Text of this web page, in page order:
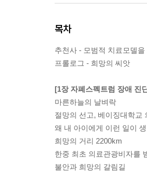
목차
추천사 - 모범적 치료모델
프롤로그 - 희망의 씨앗
[1장 자폐스펙트럼 장애 진
마른하늘의 날벼락
절망의 선고, 베이징대학교
왜 내 아이에게 이런 일이
희망의 거리 2200km
한중 최초 의료관광비자를
불안과 희망의 갈림길